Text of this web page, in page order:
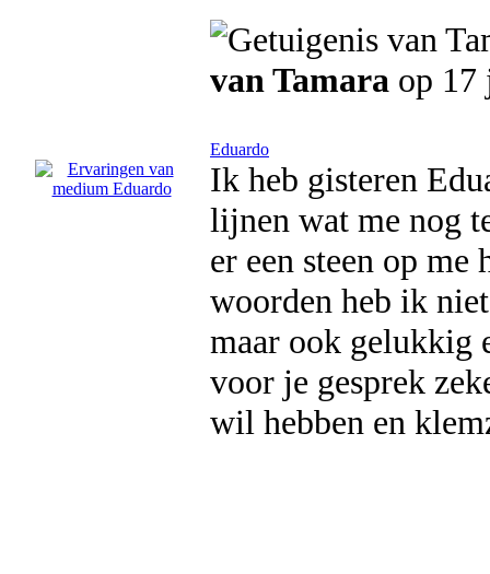
van Tamara op 17
Eduardo
Ik heb gisteren
lijnen wat me nog
er een steen op
woorden heb ik
maar ook gelukkig
voor je gesprek
wil hebben en